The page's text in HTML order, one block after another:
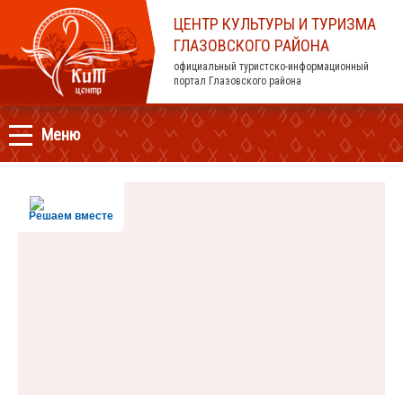
ЦЕНТР КУЛЬТУРЫ И ТУРИЗМА
ГЛАЗОВСКОГО РАЙОНА
официальный туристско-информационный
портал Глазовского района
Меню
Решаем вместе